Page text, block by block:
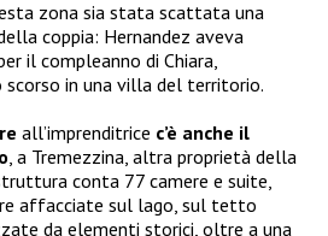
zona sia stata scattata una
coppia: Hernandez aveva
il compleanno di Chiara,
in una villa del territorio.
all’imprenditrice c’è anche il
, a Tremezzina, altra proprietà della
conta 77 camere e suite,
affacciate sul lago, sul tetto
da elementi storici, oltre a una